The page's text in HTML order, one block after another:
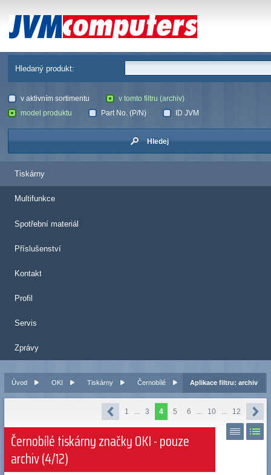
JVM Computers
Hledaný produkt:
v aktivním sortimentu
v tomto filtru (archiv)
model produktu
Part No. (P/N) ID JVM
Hledej
Tiskárny
Multifunkce
Spotřební materiál
Příslušenství
Kontakt
Profil
Servis
Zprávy
Úvod OKI Tiskárny Černobílé Aplikace filtru: archiv
1 ... 3 4 5 6 ... 10 ... 12
Černobílé tiskárny značky OKI - pouze
archiv (4/12)